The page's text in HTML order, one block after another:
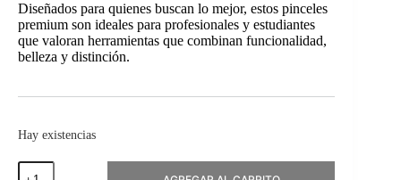
Diseñados para quienes buscan lo mejor, estos pinceles
premium son ideales para profesionales y estudiantes
que valoran herramientas que combinan funcionalidad,
belleza y distinción.
Hay existencias
Pincel